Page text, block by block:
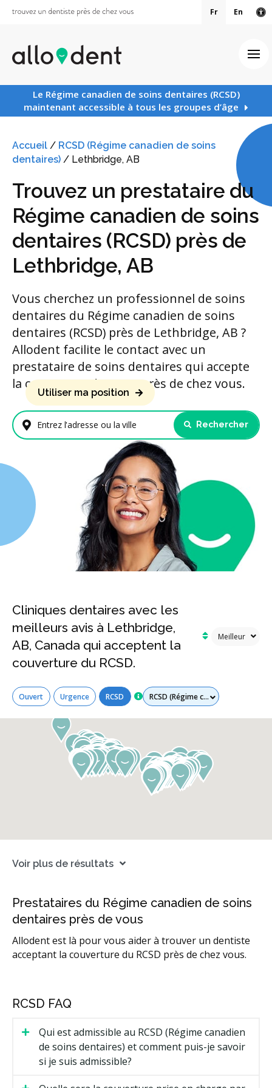
Fr En
Le Régime canadien de soins dentaires (RCSD)
maintenant accessible à tous les groupes d’âge
Accueil / RCSD (Régime canadien de soins
dentaires) / Lethbridge, AB
Trouvez un prestataire du
Régime canadien de soins
dentaires (RCSD) près de
Lethbridge, AB
Vous cherchez un professionnel de soins
dentaires du Régime canadien de soins
dentaires (RCSD) près de Lethbridge, AB ?
Allodent facilite le contact avec un
prestataire de soins dentaires qui accepte
la couverture du RCSD près de chez vous.
Entrez l'adresse ou la ville
Utiliser ma position
Rechercher
Cliniques dentaires avec les
meilleurs avis à Lethbridge,
AB, Canada qui acceptent la
couverture du RCSD.
Ouvert Urgence RCSD Tous les services
Voir plus de résultats
Prestataires du Régime canadien de soins
dentaires près de vous
Allodent est là pour vous aider à trouver un dentiste
acceptant la couverture du RCSD près de chez vous.
RCSD FAQ
Qui est admissible au RCSD (Régime canadien
de soins dentaires) et comment puis-je savoir
si je suis admissible?